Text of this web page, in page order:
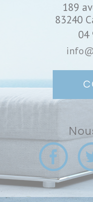
189
83240
04